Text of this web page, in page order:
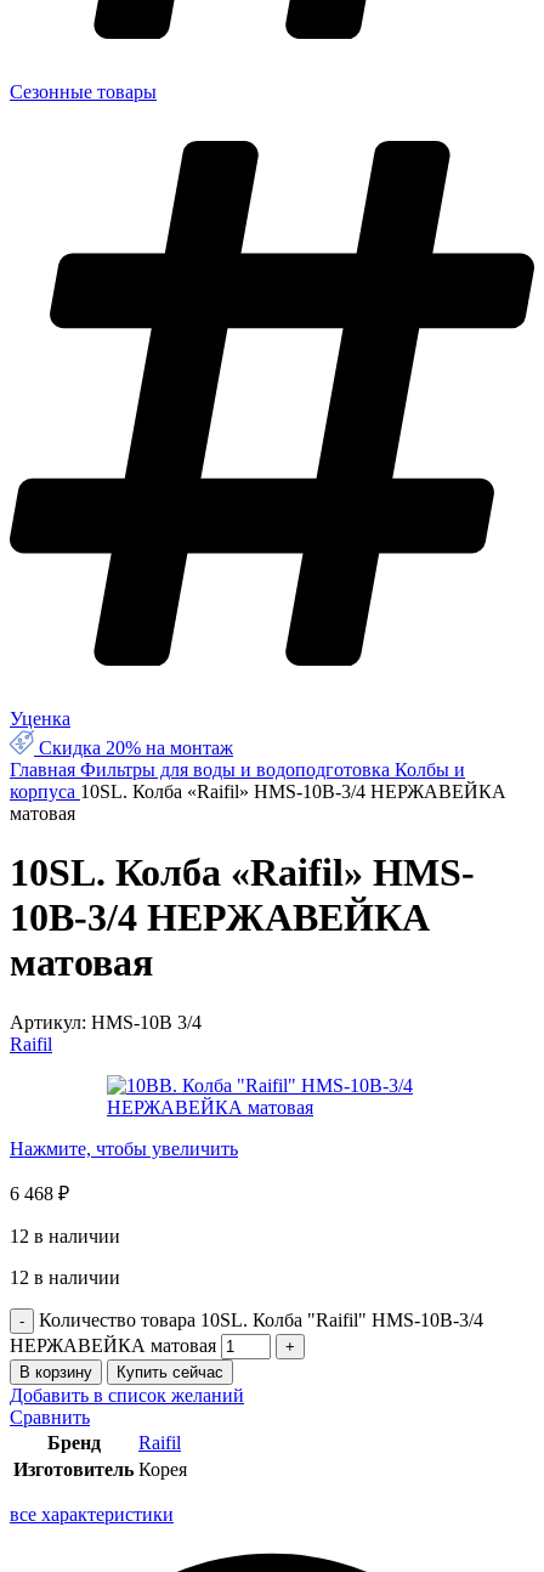
Сезонные товары
Уценка
Скидка 20% на монтаж
Главная Фильтры для воды и водоподготовка Колбы и
корпуса 10SL. Колба «Raifil» HMS-10B-3/4 НЕРЖАВЕЙКА
матовая
10SL. Колба «Raifil» HMS-
10B-3/4 НЕРЖАВЕЙКА
матовая
Артикул: HMS-10B 3/4
Raifil
Нажмите, чтобы увеличить
6 468 ₽
12 в наличии
12 в наличии
Количество товара 10SL. Колба "Raifil" HMS-10B-3/4
НЕРЖАВЕЙКА матовая
В корзину Купить сейчас
Добавить в список желаний
Сравнить
Бренд
Raifil
Изготовитель Корея
все характеристики